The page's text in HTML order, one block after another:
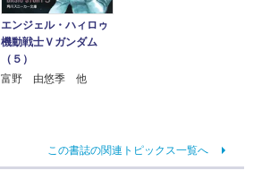
エンジェル・ハィロゥ
機動戦士Ｖガンダム
（５）
富野 由悠季 他
この書誌の関連トピックス一覧へ